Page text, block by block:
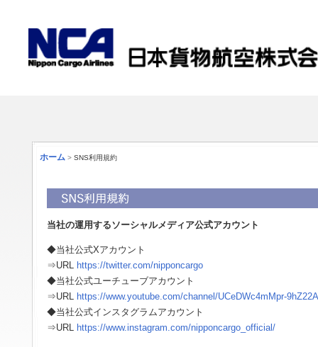
ホーム > SNS利用規約
当社の運用するソーシャルメディア公式アカウント
◆当社公式Xアカウント
⇒URL
https://twitter.com/nipponcargo
◆当社公式ユーチューブアカウント
⇒URL
https://www.youtube.com/channel/UCeDWc4mMpr-
◆当社公式インスタグラムアカウント
⇒URL
https://www.instagram.com/nipponcargo_official/